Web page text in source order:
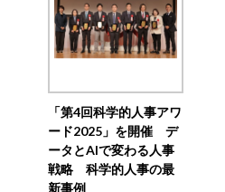
「第4回科学的人事アワ
ード2025」を開催 デ
ータとAIで変わる人事
戦略 科学的人事の最
新事例